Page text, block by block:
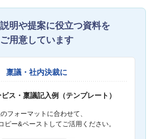
明や提案に役立つ資料を
ご用意しています
稟議・社内決裁に
ス・稟議記入例（テンプレート）
フォーマットに合わせて、
ピー&ペーストしてご活用ください。